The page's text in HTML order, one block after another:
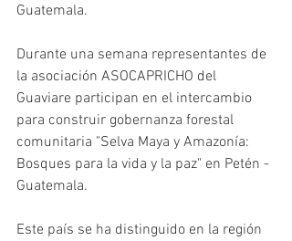
Guatemala.
Durante una semana representantes de
la asociación ASOCAPRICHO del
Guaviare participan en el intercambio
para construir gobernanza forestal
comunitaria "Selva Maya y Amazonía:
Bosques para la vida y la paz" en Petén -
Guatemala.
Este país se ha distinguido en la región